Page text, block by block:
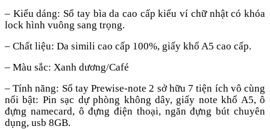
– Kiểu dáng: Sổ tay bìa da cao cấp kiểu ví chữ nhật có khóa
lock hình vuông sang trọng.
– Chất liệu: Da simili cao cấp 100%, giấy khổ A5 cao cấp.
– Màu sắc: Xanh dương/Café
– Tính năng: Sổ tay Prewise-note 2 sở hữu 7 tiện ích vô cùng
nổi bật: Pin sạc dự phòng không dây, giấy note khổ A5, ô
đựng namecard, ô đựng điện thoại, ngăn đựng bút chuyên
dụng, usb 8GB.